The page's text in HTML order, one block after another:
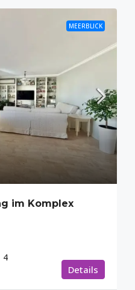
MEERBLICK
im Komplex
4
Details